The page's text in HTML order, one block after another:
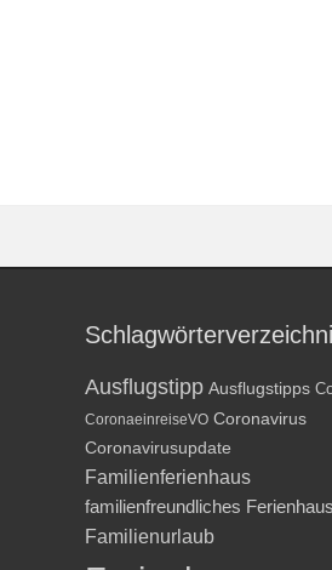
Ausflugstipp Ausflugstipps
CoronaeinreiseVO Coronavirus
Coronavirusupdate
Familienferienhaus
familienfreundliches
Familienurlaub